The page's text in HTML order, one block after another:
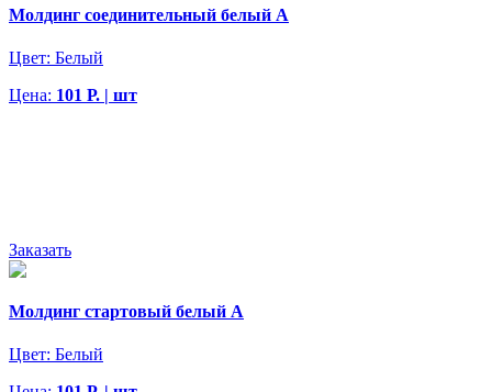
Молдинг соединительный белый А
Цвет: Белый
Цена: 101 Р. | шт
Заказать
Молдинг стартовый белый А
Цвет: Белый